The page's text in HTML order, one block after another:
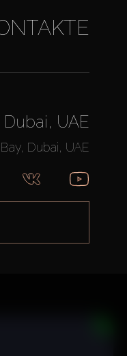
Dubai, UAE
Dubai, UAE